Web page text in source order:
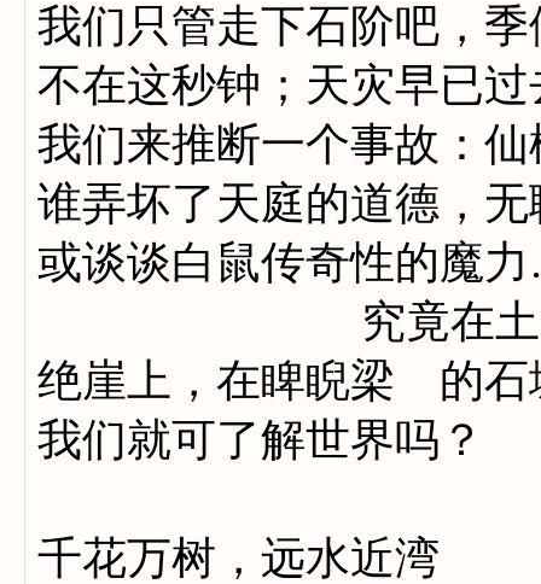
我们只管走下石阶吧，季
不在这秒钟；天灾早已过
我们来推断一个事故：
谁弄坏了天庭的道德，无
或谈谈白鼠传奇性的魔
究竟在土断
绝崖上，在睥睨梁 的石
我们就可了解世界吗？
千花万树，远水近湾